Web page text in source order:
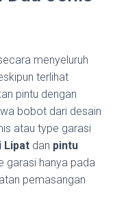
menyeluruh
terlihat
pintu dengan
bobot dari desain
atau type garasi
Lipat dan pintu
garasi hanya pada
pemasangan